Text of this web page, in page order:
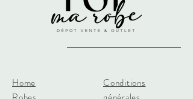
Home
Conditions